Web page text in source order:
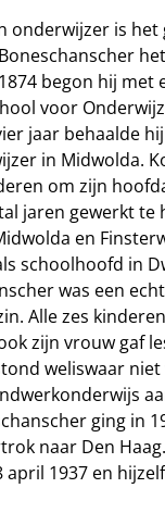
onderwijzer is het
begon hij met
voor
jaar behaalde
in Midwolda.
om zijn
jaren gewerkt te
en
schoolhoofd in
was een echt
Alle zes
zijn vrouw gaf
weliswaar niet
ging in
naar Den
1937 en